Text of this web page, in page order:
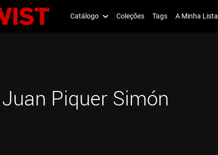
Catálogo Coleções Tags A Minha Lista
Juan Piquer Simón